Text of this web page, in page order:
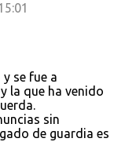
y se fue a
la que ha venido
sin
de guardia es